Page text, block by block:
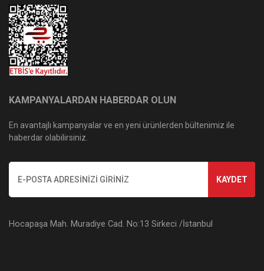
KAMPANYALARDAN HABERDAR OLUN
En avantajlı kampanyalar ve en yeni ürünlerden bültenimiz ile
haberdar olabilirsiniz.
KAYDET
Hocapaşa Mah. Muradiye Cad. No:13 Sirkeci /İstanbul